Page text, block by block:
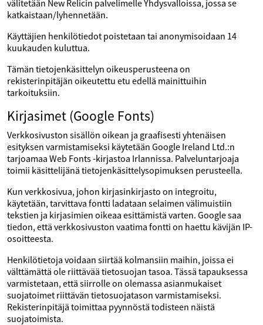
välitetään New Relicin palvelimelle Yhdysvalloissa, jossa se
katkaistaan/lyhennetään.
Käyttäjien henkilötiedot poistetaan tai anonymisoidaan 14
kuukauden kuluttua.
Tämän tietojenkäsittelyn oikeusperusteena on
rekisterinpitäjän oikeutettu etu edellä mainittuihin
tarkoituksiin.
Kirjasimet (Google Fonts)
Verkkosivuston sisällön oikean ja graafisesti yhtenäisen
esityksen varmistamiseksi käytetään Google Ireland Ltd.:n
tarjoamaa Web Fonts -kirjastoa Irlannissa. Palveluntarjoaja
toimii käsittelijänä tietojenkäsittelysopimuksen perusteella.
Kun verkkosivua, johon kirjasinkirjasto on integroitu,
käytetään, tarvittava fontti ladataan selaimen välimuistiin
tekstien ja kirjasimien oikeaa esittämistä varten. Google saa
tiedon, että verkkosivuston vaatima fontti on haettu kävijän IP-
osoitteesta.
Henkilötietoja voidaan siirtää kolmansiin maihin, joissa ei
välttämättä ole riittävää tietosuojan tasoa. Tässä tapauksessa
varmistetaan, että siirrolle on olemassa asianmukaiset
suojatoimet riittävän tietosuojatason varmistamiseksi.
Rekisterinpitäjä toimittaa pyynnöstä todisteen näistä
suojatoimista.